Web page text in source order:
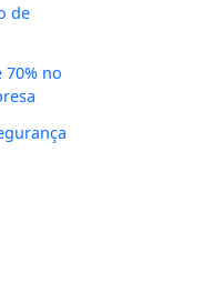
de
70% no